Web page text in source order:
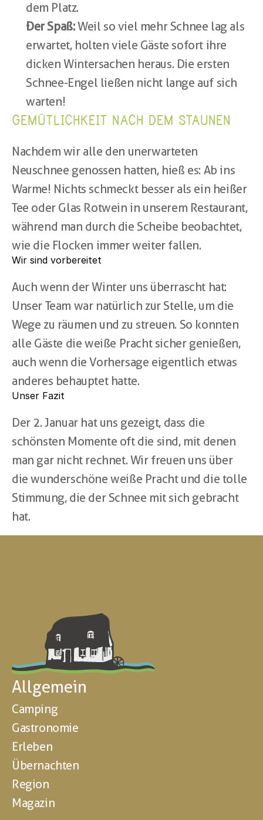
dem Platz.
Der Spaß: Weil so viel mehr Schnee lag als
erwartet, holten viele Gäste sofort ihre
dicken Wintersachen heraus. Die ersten
Schnee-Engel ließen nicht lange auf sich
warten!
GEMÜTLICHKEIT NACH DEM STAUNEN
Nachdem wir alle den unerwarteten
Neuschnee genossen hatten, hieß es: Ab ins
Warme! Nichts schmeckt besser als ein heißer
Tee oder Glas Rotwein in unserem Restaurant,
während man durch die Scheibe beobachtet,
wie die Flocken immer weiter fallen.
Wir sind vorbereitet
Auch wenn der Winter uns überrascht hat:
Unser Team war natürlich zur Stelle, um die
Wege zu räumen und zu streuen. So konnten
alle Gäste die weiße Pracht sicher genießen,
auch wenn die Vorhersage eigentlich etwas
anderes behauptet hatte.
Unser Fazit
Der 2. Januar hat uns gezeigt, dass die
schönsten Momente oft die sind, mit denen
man gar nicht rechnet. Wir freuen uns über
die wunderschöne weiße Pracht und die tolle
Stimmung, die der Schnee mit sich gebracht
hat.
Allgemein
Camping
Gastronomie
Erleben
Übernachten
Region
Magazin